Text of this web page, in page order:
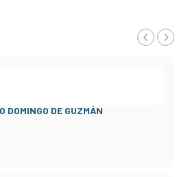
DOMINGO DE GUZMÁN